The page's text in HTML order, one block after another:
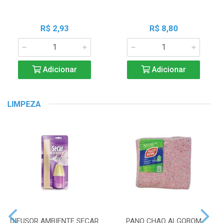
R$ 2,93
Adicionar
R$ 8,80
Adicionar
LIMPEZA
DIFUSOR AMBIENTE SECAR PANO CHAO ALGOBOM